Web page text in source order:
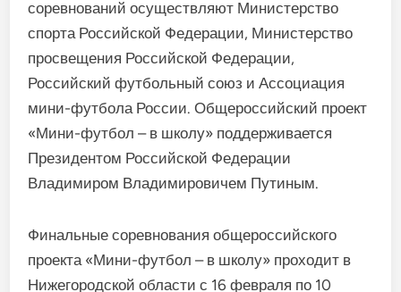
соревнований осуществляют Министерство
спорта Российской Федерации, Министерство
просвещения Российской Федерации,
Российский футбольный союз и Ассоциация
мини-футбола России. Общероссийский проект
«Мини-футбол – в школу» поддерживается
Президентом Российской Федерации
Владимиром Владимировичем Путиным.
Финальные соревнования общероссийского
проекта «Мини-футбол – в школу» проходит в
Нижегородской области с 16 февраля по 10